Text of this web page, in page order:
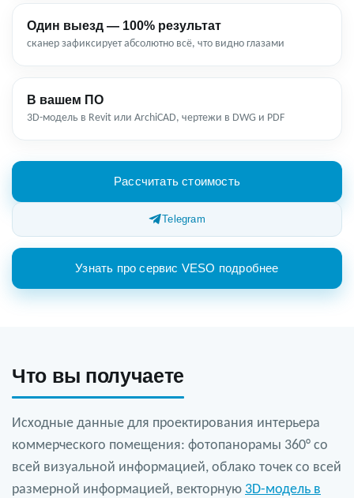
Один выезд — 100% результат
сканер зафиксирует абсолютно всё, что видно глазами
В вашем ПО
3D-модель в Revit или ArchiCAD, чертежи в DWG и PDF
Рассчитать стоимость
Telegram
Узнать про сервис VESO подробнее
Что вы получаете
Исходные данные для проектирования интерьера
коммерческого помещения: фотопанорамы 360° со
всей визуальной информацией, облако точек со всей
размерной информацией, векторную 3D-модель в